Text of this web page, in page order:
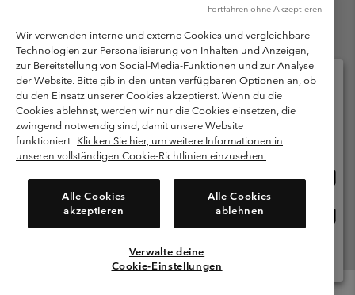
Columbia Sportswear Austria GmbH. Moosfeldstraße 1, 5101
Bergheim, Salzburg Österreich. Alle Rechte vorbehalten.
Nutzungsbedingungen
Allgemeine Verkaufsbedingungen
Garantie
Datenschutzerklärung
Bestimmungen und Bedingungen des Mitglieder Programms
Nutzungsbedingungen Für Nutzergenerierte Inhalte
Cookies
Kundenservice: Mo- Fr. 9:00 - 13:00 & 14:00- 18:00 Uhr
(+)43720880525
Wir verwenden interne und externe Cookies und vergleichbare
Technologien zur Personalisierung von Inhalten und Anzeigen,
zur Bereitstellung von Social-Media-Funktionen und zur Analyse
der Website. Bitte gib in den unten verfügbaren Optionen an, ob
du den Einsatz unserer Cookies akzeptierst. Wenn du die
Cookies ablehnst, werden wir nur die Cookies einsetzen, die
zwingend notwendig sind, damit unsere Website
funktioniert. Klicken Sie hier, um weitere Informationen in
unseren vollständigen Cookie-Richtlinien einzusehen.
Alle Cookies
akzeptieren
Alle Cookies
ablehnen
Verwalte deine
Cookie-Einstellungen
Fortfahren ohne Akzeptieren
Bitte wählen Sie Ihr Lieferland und Ihre Sprache
Online-Einkauf verfügbar
Österreich
Alle Länder Anzeigen